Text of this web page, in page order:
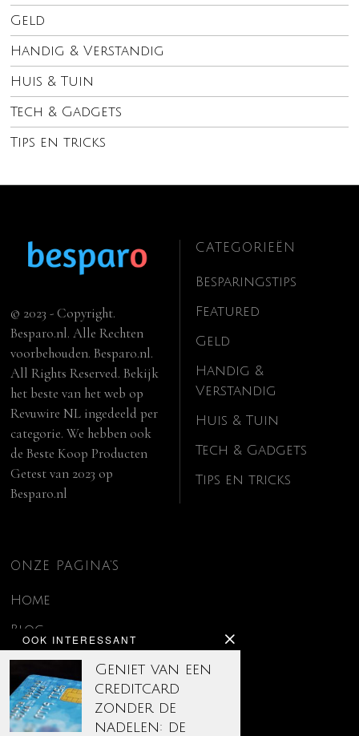
Geld
Handig & Verstandig
Huis & Tuin
Tech & Gadgets
Tips en tricks
OOK INTERESSANT
Geniet van een
creditcard
zonder de
nadelen: de
© 2023 - Copyright.
Besparo.nl. Alle Rechten
voorbehouden. Besparo.nl.
All Rights Reserved. Bekijk
het beste van het web op
Revuwire NL ingedeeld per
categorie. We hebben ook
deBeste Koop Producten
Getest van 2023 op
Besparo.nl
CATEGORIEËN
Besparingstips
Featured
Geld
Handig &
Verstandig
Huis & Tuin
Tech & Gadgets
Tips en tricks
ONZE PAGINA’S
Home
Blog
Contact
Disclaimer
Over ons